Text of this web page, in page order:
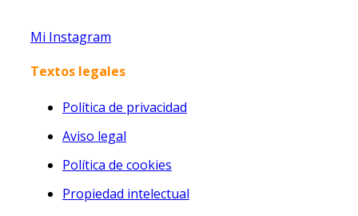
Mi Instagram
Textos legales
Política de privacidad
Aviso legal
Política de cookies
Propiedad intelectual